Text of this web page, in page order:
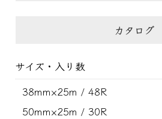
カタログ
サイズ・入り数
38mm×25m / 48R
50mm×25m / 30R